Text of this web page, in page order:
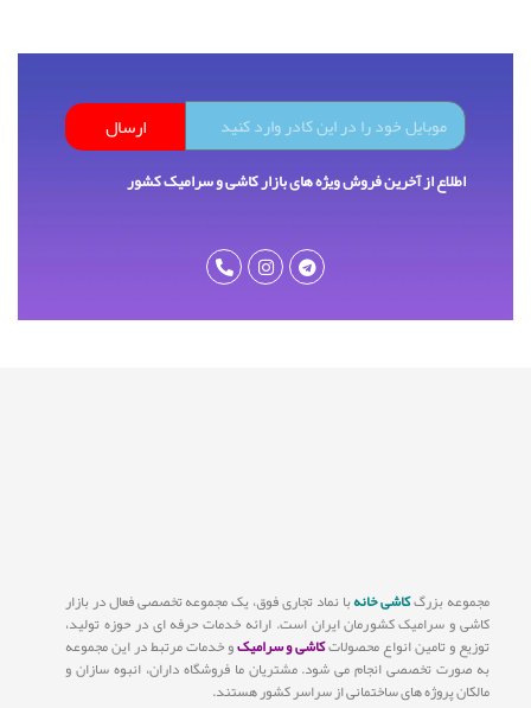
ارسال
اطلاع از آخرین فروش ویژه های بازار کاشی و سرامیک کشور
مجموعه بزرگکاشی خانهبا نماد تجاری فوق، یک مجموعه تخصصی فعال در بازار
کاشی و سرامیک کشورمان ایران است. ارائه خدمات حرفه ای در حوزه تولید،
توزیع و تامین انواع محصولاتکاشی و سرامیکو خدمات مرتبط در این مجموعه
به صورت تخصصی انجام می شود. مشتریان ما فروشگاه داران، انبوه سازان و
مالکان پروژه های ساختمانی از سراسر کشور هستند.